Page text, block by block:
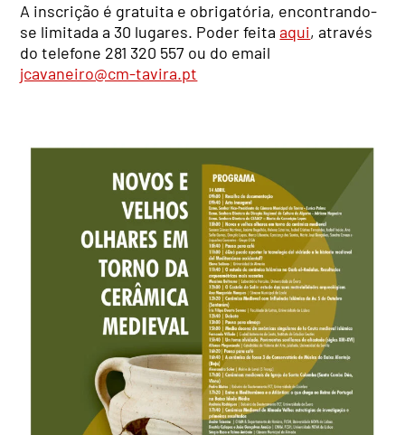
A inscrição é gratuita e obrigatória, encontrando-
se limitada a 30 lugares. Poder feitaaqui, através
do telefone 281 320 557 ou do email
jcavaneiro@cm-tavira.pt